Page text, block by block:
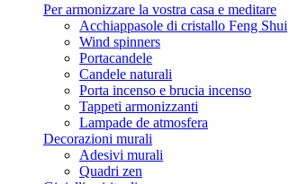
Per armonizzare la vostra casa e meditare
Acchiappasole di cristallo Feng Shui
Wind spinners
Portacandele
Candele naturali
Porta incenso e brucia incenso
Tappeti armonizzanti
Lampade de atmosfera
Decorazioni murali
Adesivi murali
Quadri zen